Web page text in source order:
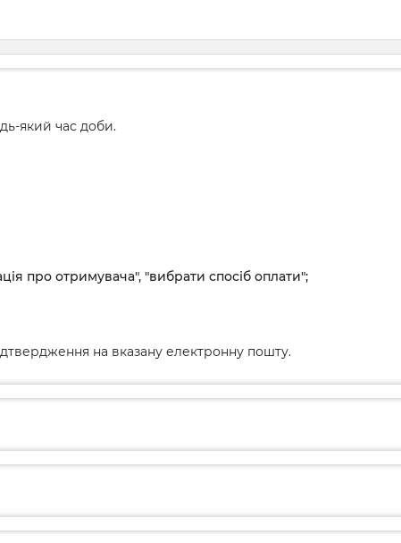
який час доби.
про отримувача", "вибрати спосіб оплати";
на вказану електронну пошту.